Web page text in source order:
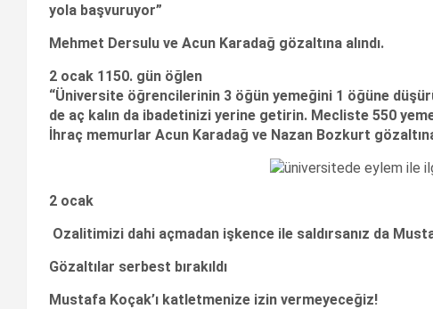
yola başvuruyor”
Mehmet Dersulu ve Acun Karadağ gözaltına alındı.
2 ocak 1150. gün öğlen
“Üniversite öğrencilerinin 3 öğün yemeğini 1 öğüne
de aç kalın da ibadetinizi yerine getirin. Mecliste 550
İhraç memurlar Acun Karadağ ve Nazan Bozkurt gözaltına
2 ocak
Ozalitimizi dahi açmadan işkence ile saldırsanız da
Gözaltılar serbest bırakıldı
Mustafa Koçak’ı katletmenize izin vermeyeceğiz!